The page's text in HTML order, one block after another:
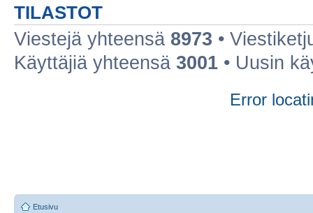
TILASTOT
Viestejä yhteensä 8973 •
Käyttäjiä yhteensä 3001 • Uusin
Error
Etusivu